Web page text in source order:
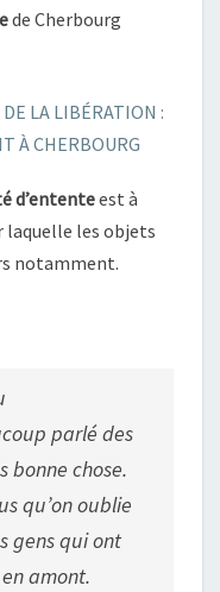
de Cherbourg
LA LIBÉRATION :
À CHERBOURG
d’ententeest à
laquelle les objets
notamment.
parlé des
bonne chose.
qu’on oublie
gens qui ont
amont.